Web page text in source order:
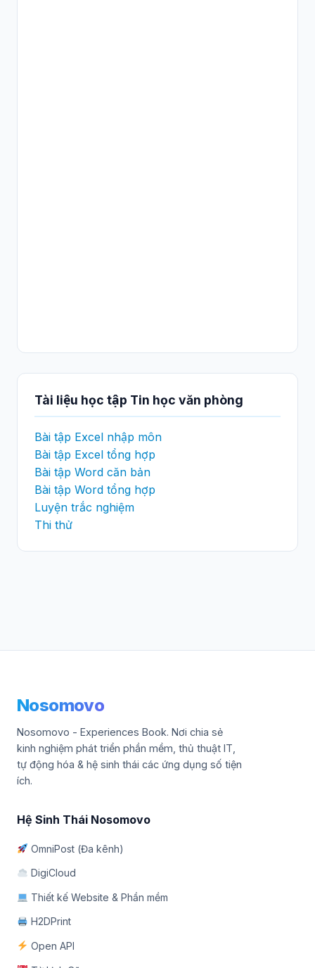
Tài liệu học tập Tin học văn phòng
Bài tập Excel nhập môn
Bài tập Excel tổng hợp
Bài tập Word căn bản
Bài tập Word tổng hợp
Luyện trắc nghiệm
Thi thử
Nosomovo
Nosomovo - Experiences Book. Nơi chia sẻ
kinh nghiệm phát triển phần mềm, thủ thuật IT,
tự động hóa & hệ sinh thái các ứng dụng số tiện
ích.
Hệ Sinh Thái Nosomovo
OmniPost (Đa kênh)
DigiCloud
Thiết kế Website & Phần mềm
H2DPrint
Open API